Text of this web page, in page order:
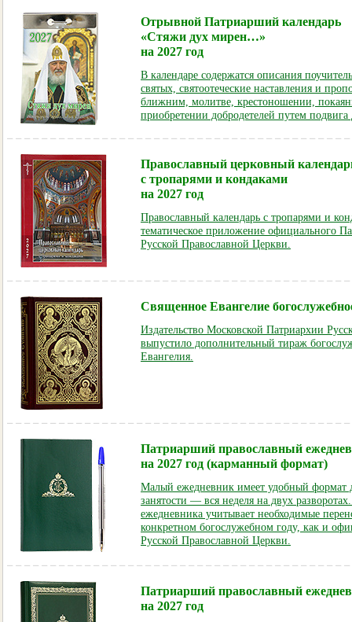
Отрывной Патриарший календарь
«Стяжи дух мирен…»
на 2027 год
В календаре содержатся описания
святых, святоотеческие наставления и
ближним, молитве, крестоношении,
приобретении добродетелей путем
Православный церковный
с тропарями и кондаками
на 2027 год
Православный календарь с тропарями и
тематическое приложение официального
Русской Православной Церкви.
Священное Евангелие
Издательство Московской Патриархии
выпустило дополнительный тираж
Евангелия.
Патриарший православный
на 2027 год (карманный формат)
Малый ежедневник имеет удобный формат
занятости — вся неделя на двух
ежедневника учитывает необходимые
конкретном богослужебном году, как и
Русской Православной Церкви.
Патриарший православный
на 2027 год